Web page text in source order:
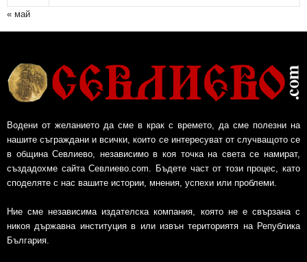
« май
Водени от желанието да сме в крак с времето, да сме полезни на
нашите съграждани и всички, които се интересуват от случващото се
в община Севлиево, независимо в коя точка на света се намират,
създадохме сайта Севлиево.com. Бъдете част от този процес, като
споделяте с нас вашите истории, мнения, успехи или проблеми.
Ние сме независима издателска компания, която не е свързана с
никоя държавна институция в или извън териториятя на Република
България.